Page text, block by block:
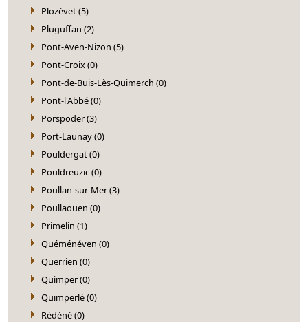
Plozévet (5)
Pluguffan (2)
Pont-Aven-Nizon (5)
Pont-Croix (0)
Pont-de-Buis-Lès-Quimerch (0)
Pont-l'Abbé (0)
Porspoder (3)
Port-Launay (0)
Pouldergat (0)
Pouldreuzic (0)
Poullan-sur-Mer (3)
Poullaouen (0)
Primelin (1)
Quéménéven (0)
Querrien (0)
Quimper (0)
Quimperlé (0)
Rédéné (0)